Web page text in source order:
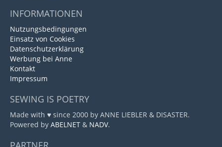
INFORMATIONEN
Nutzungsbedingungen
Einsatz von Cookies
Datenschutzerklärung
Werbung bei Anne
Kontakt
Impressum
SEWING IS POETRY
Made with ♥ since 2000 by ANNE LIEBLER & DISASTER.
Powered by ABELNET & NADV.